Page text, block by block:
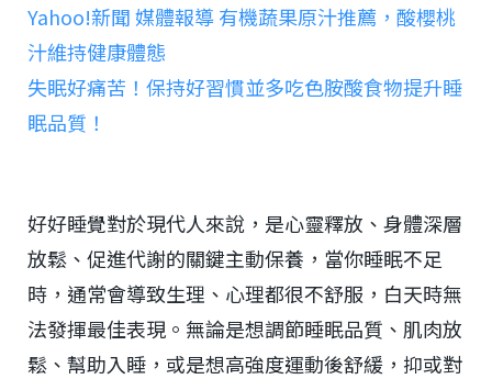
Yahoo!新聞 媒體報導 有機蔬果原汁推薦，酸櫻桃
汁維持健康體態
失眠好痛苦！保持好習慣並多吃色胺酸食物提升睡
眠品質！
好好睡覺對於現代人來說，是心靈釋放、身體深層
放鬆、促進代謝的關鍵主動保養，當你睡眠不足
時，通常會導致生理、心理都很不舒服，白天時無
法發揮最佳表現。無論是想調節睡眠品質、肌肉放
鬆、幫助入睡，或是想高強度運動後舒緩，抑或對